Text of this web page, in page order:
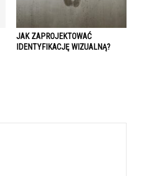
JAK ZAPROJEKTOWAĆ
IDENTYFIKACJĘ WIZUALNĄ?